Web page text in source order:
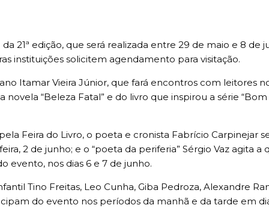
21ª edição, que será realizada entre 29 de maio e 8
instituições solicitem agendamento para visitação.
Itamar Vieira Júnior, que fará encontros com leitores
“Beleza Fatal” e do livro que inspirou a série
Feira do Livro, o poeta e cronista Fabrício Carpinejar
2 de junho; e o “poeta da periferia” Sérgio Vaz agita
evento, nos dias 6 e 7 de junho.
Tino Freitas, Leo Cunha, Giba Pedroza, Alexandre
do evento nos períodos da manhã e da tarde em